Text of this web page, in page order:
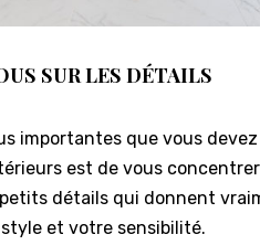
SUR LES DÉTAILS
importantes que vous
est de vous
détails qui donnent
et votre sensibilité.